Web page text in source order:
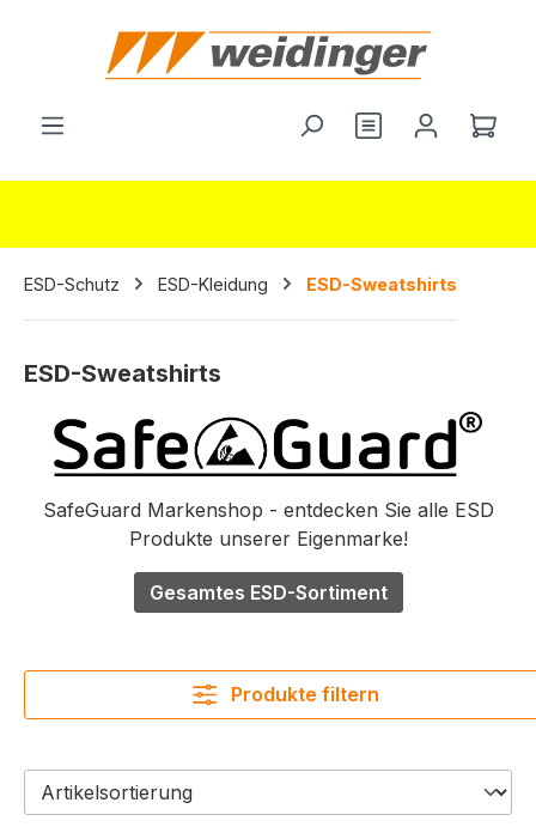
springen
Du hast 0
ESD-Schutz ESD-Kleidung ESD-Sweatshirts
ESD-Sweatshirts
SafeGuard Markenshop - entdecken Sie alle ESD
Produkte unserer Eigenmarke!
Gesamtes ESD-Sortiment
Produkte filtern